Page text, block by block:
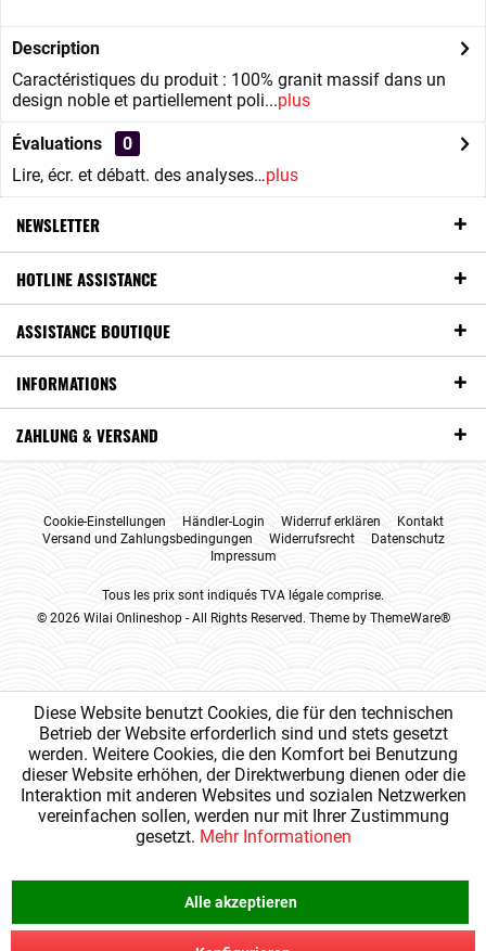
Description
Caractéristiques du produit : 100% granit massif dans un
design noble et partiellement poli...plus
Évaluations
0
Lire, écr. et débatt. des analyses…plus
NEWSLETTER
HOTLINE ASSISTANCE
ASSISTANCE BOUTIQUE
INFORMATIONS
ZAHLUNG & VERSAND
Cookie-Einstellungen Händler-Login Widerruf erklären
Kontakt
Versand und Zahlungsbedingungen
Widerrufsrecht
Datenschutz
Impressum
Tous les prix sont indiqués TVA légale comprise.
© 2026 Wilai Onlineshop - All Rights Reserved. Theme by ThemeWare®
Diese Website benutzt Cookies, die für den technischen
Betrieb der Website erforderlich sind und stets gesetzt
werden. Weitere Cookies, die den Komfort bei Benutzung
dieser Website erhöhen, der Direktwerbung dienen oder die
Interaktion mit anderen Websites und sozialen Netzwerken
vereinfachen sollen, werden nur mit Ihrer Zustimmung
gesetzt. Mehr Informationen
Alle akzeptieren